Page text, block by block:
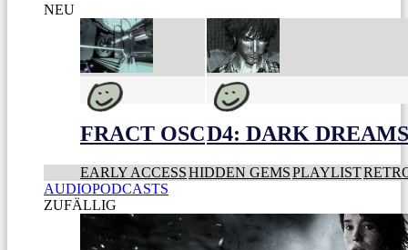
NEU
FRACT OSCD4: DARK
EARLY ACCESSHIDDEN GEMSPLAYLIST
AUDIOPODCASTS
ZUFÄLLIG